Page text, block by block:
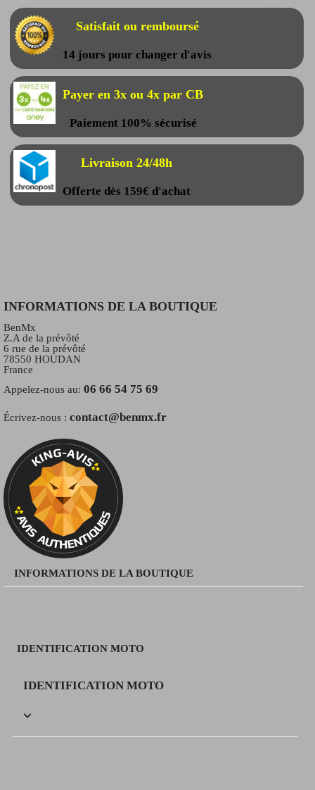
Satisfait ou remboursé
14 jours pour changer d'avis
Payer en 3x ou 4x par CB
Paiement 100% sécurisé
Livraison 24/48h
Offerte dès 159€ d'achat
INFORMATIONS DE LA BOUTIQUE
BenMx
Z.A de la prévôté
6 rue de la prévôté
78550 HOUDAN
France
Appelez-nous au: 06 66 54 75 69
Écrivez-nous : contact@benmx.fr
INFORMATIONS DE LA BOUTIQUE
IDENTIFICATION MOTO
IDENTIFICATION MOTO
